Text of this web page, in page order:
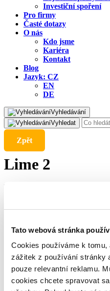
Tato webová stránka
Cookies používáme k tomu,
zážitek z používání stránky
pouze relevantní reklamu.
cookies chcete spravovat
Investiční spoření
Pro firmy
Časté dotazy
O nás
Kdo jsme
Kariéra
Kontakt
Blog
Jazyk: CZ
EN
DE
Vyhledávání
Vyhledat
Zpět
Lime 2
a pokračujeme v jednáních o
platformy Bondster. O dalším
Sdílejte článek